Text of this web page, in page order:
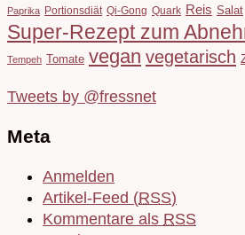
Paprika Portionsdiät Qi-Gong Quark Reis Salat
Super-Rezept zum
Tempeh Tomate vegan vegetarisch
Tweets by @fressnet
Meta
Anmelden
Artikel-Feed (RSS)
Kommentare als RSS